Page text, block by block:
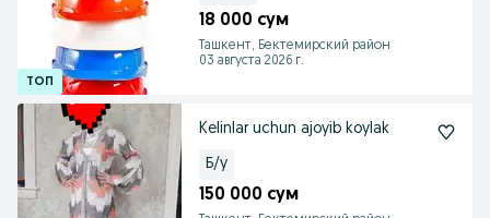
18 000 сум
Ташкент, Бектемирский район
03 августа 2026 г.
Kelinlar uchun ajoyib koylak
Б/у
150 000 сум